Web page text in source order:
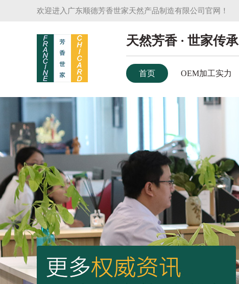
欢迎进入广东顺德芳香世家天然产品制造有限公司官网！
天然芳香 · 世家传承
首页 OEM加工实力